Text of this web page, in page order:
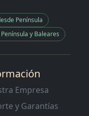
Península
y Baleares
Empresa
y Garantías